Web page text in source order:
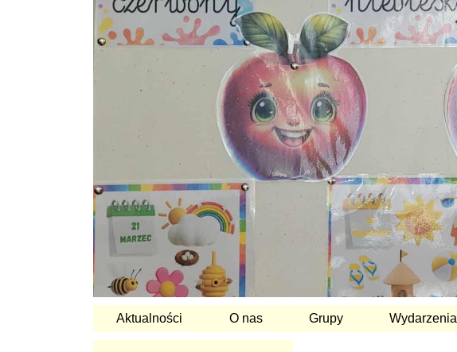
Aktualności O nas Grupy Wydarzenia